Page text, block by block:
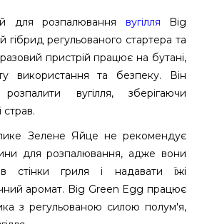
для розпалювання вугілля Big
регульованого стартера та
пристрій працює на бутані,
використання та безпеку. Він
вугілля, зберігаючи
страв.
Зелене Яйце не рекомендує
для розпалювання, адже вони
стінки гриля і надавати їжі
аромат. Big Green Egg працює
з регульованою силою полум'я,